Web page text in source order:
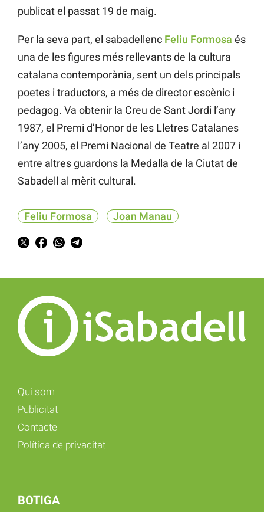
publicat el passat 19 de maig.
Per la seva part, el sabadellenc Feliu Formosa és
una de les figures més rellevants de la cultura
catalana contemporània, sent un dels principals
poetes i traductors, a més de director escènic i
pedagog. Va obtenir la Creu de Sant Jordi l’any
1987, el Premi d’Honor de les Lletres Catalanes
l’any 2005, el Premi Nacional de Teatre al 2007 i
entre altres guardons la Medalla de la Ciutat de
Sabadell al mèrit cultural.
Feliu Formosa Joan Manau
Qui som
Publicitat
Contacte
Política de privacitat
BOTIGA